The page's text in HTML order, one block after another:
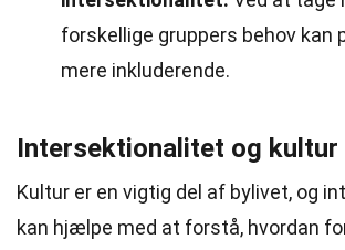
forskellige gruppers behov kan
mere inkluderende.
Intersektionalitet og kultur
Kultur er en vigtig del af bylivet, og
kan hjælpe med at forstå, hvordan